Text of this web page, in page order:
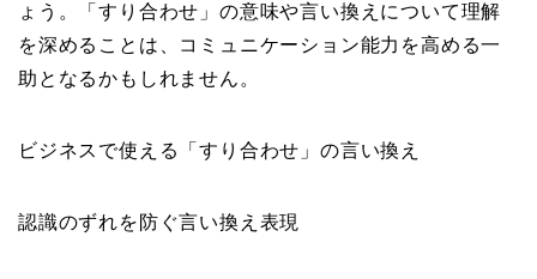
ょう。「すり合わせ」の意味や言い換えについて理解
を深めることは、コミュニケーション能力を高める一
助となるかもしれません。
ビジネスで使える「すり合わせ」の言い換え
認識のずれを防ぐ言い換え表現